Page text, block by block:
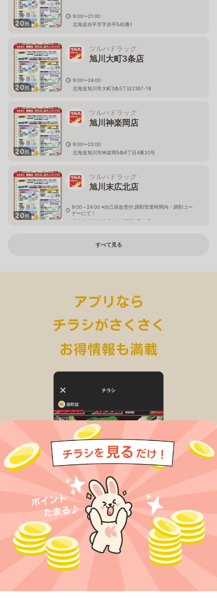
20枚
9:00〜21:00
北海道赤平市字赤平540番1
20枚
ツルハドラッグ
旭川大町3条店
9:00〜24:00
北海道旭川市大町3条5丁目2397-18
20枚
ツルハドラッグ
旭川神楽岡店
9:00〜23:00
北海道旭川市神楽岡5条6丁目4番20号
20枚
ツルハドラッグ
旭川末広北店
9:00～24:00 ※自己採血受付:調剤営業時間内・調剤コー
ナーにて！
北海道旭川市末広1条10丁目1番20号
すべて見る